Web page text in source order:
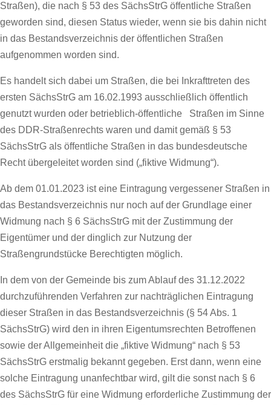
Straßen), die nach § 53 des SächsStrG öffentliche Straßen
geworden sind, diesen Status wieder, wenn sie bis dahin nicht
in das Bestandsverzeichnis der öffentlichen Straßen
aufgenommen worden sind.
Es handelt sich dabei um Straßen, die bei Inkrafttreten des
ersten SächsStrG am 16.02.1993 ausschließlich öffentlich
genutzt wurden oder betrieblich-öffentliche Straßen im Sinne
des DDR-Straßenrechts waren und damit gemäß § 53
SächsStrG als öffentliche Straßen in das bundesdeutsche
Recht übergeleitet worden sind („fiktive Widmung“).
Ab dem 01.01.2023 ist eine Eintragung vergessener Straßen in
das Bestandsverzeichnis nur noch auf der Grundlage einer
Widmung nach § 6 SächsStrG mit der Zustimmung der
Eigentümer und der dinglich zur Nutzung der
Straßengrundstücke Berechtigten möglich.
In dem von der Gemeinde bis zum Ablauf des 31.12.2022
durchzuführenden Verfahren zur nachträglichen Eintragung
dieser Straßen in das Bestandsverzeichnis (§ 54 Abs. 1
SächsStrG) wird den in ihren Eigentumsrechten Betroffenen
sowie der Allgemeinheit die „fiktive Widmung“ nach § 53
SächsStrG erstmalig bekannt gegeben. Erst dann, wenn eine
solche Eintragung unanfechtbar wird, gilt die sonst nach § 6
des SächsStrG für eine Widmung erforderliche Zustimmung der